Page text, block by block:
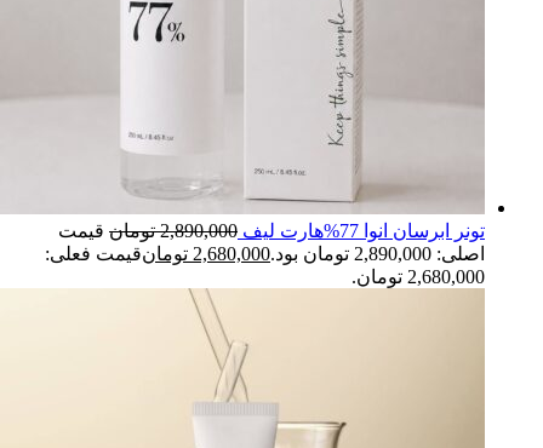
تونر ابرسان انوا 77%هارت لیف 2,890,000 تومان قیمت
اصلی: 2,890,000 تومان بود.
2,680,000 تومانقیمت فعلی:
2,680,000 تومان.